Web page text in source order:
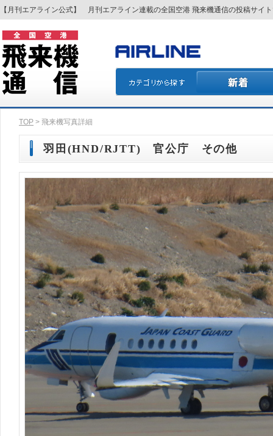
【月刊エアライン公式】 月刊エアライン連載の全国空港 飛来機通信の投稿サイ
TOP > 飛来機写真詳細
羽田(HND/RJTT) 官公庁 その他